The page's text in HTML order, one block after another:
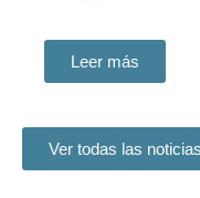
Leer más
Ver todas las noticias